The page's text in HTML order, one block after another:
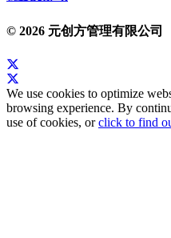
© 2026 元创方管理有限公司
We use cookies to optimize
browsing experience. By
use of cookies, orclick to find